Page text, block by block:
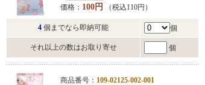
価格： 100円 （税込110円）
4 個までなら即納可能 個
それ以上の数はお取り寄せ 個
商品番号： 109-02125-002-001